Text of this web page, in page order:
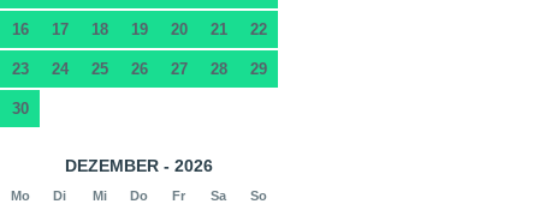
16 17 18 19 20 21 22
23 24 25 26 27 28 29
30
DEZEMBER - 2026
Mo Di Mi Do Fr Sa So